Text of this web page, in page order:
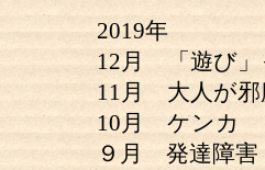
2019年
12月 「遊び」
11月 大人が邪
10月 ケンカ
９月 発達障害